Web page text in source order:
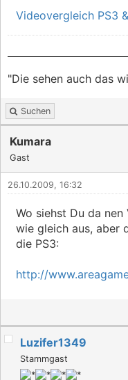
Videovergleich PS3
"Die sehen auch das
Suchen
Kumara
Gast
26.10.2009, 16:32
Wo siehst Du da
wie gleich aus, aber
die PS3:
http://
Luzifer1349
Stammgast